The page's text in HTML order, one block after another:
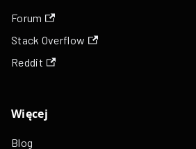
Forum
Stack Overflow
Reddit
Więcej
Blog